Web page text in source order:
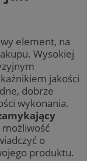
element, na
Wysokiej
jakości
dobrze
wykonania.
możliwość
o
produktu.